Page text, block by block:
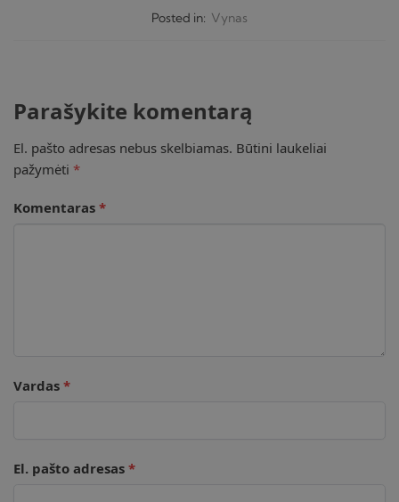
Posted in: Vynas
Parašykite komentarą
El. pašto adresas nebus skelbiamas. Būtini laukeliai
pažymėti *
Komentaras *
Vardas *
El. pašto adresas *